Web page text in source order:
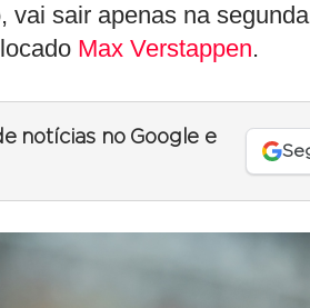
vai sair apenas na
Max Verstappen.
notícias no Google e